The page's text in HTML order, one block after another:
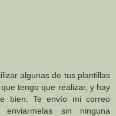
algunas de tus plantillas
tengo que realizar, y hay
bien. Te envío mi correo
sin ninguna